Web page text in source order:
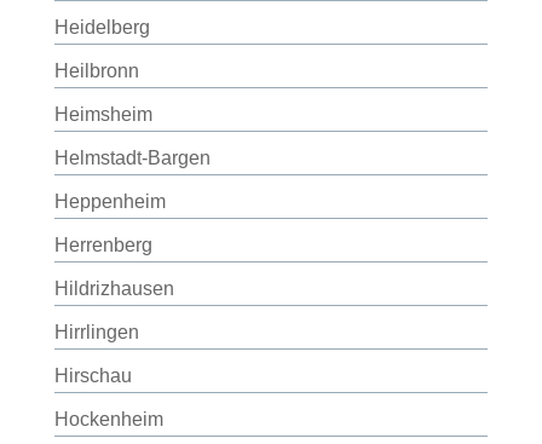
Heidelberg
Heilbronn
Heimsheim
Helmstadt-Bargen
Heppenheim
Herrenberg
Hildrizhausen
Hirrlingen
Hirschau
Hockenheim